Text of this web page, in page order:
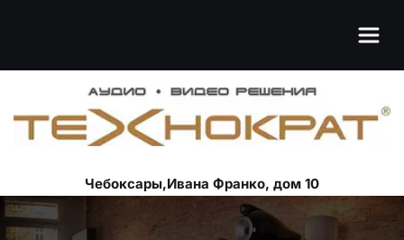
Чебоксары,Ивана Франко, дом 10